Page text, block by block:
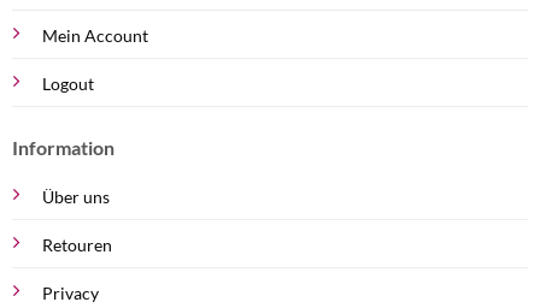
Mein Account
Logout
Information
Über uns
Retouren
Privacy